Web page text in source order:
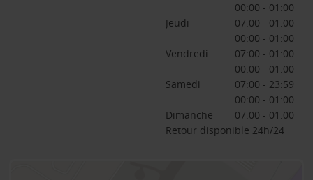
00:00 - 01:00
Jeudi
07:00 - 01:00
00:00 - 01:00
Vendredi
07:00 - 01:00
00:00 - 01:00
Samedi
07:00 - 23:59
00:00 - 01:00
Dimanche
07:00 - 01:00
Retour disponible 24h/24